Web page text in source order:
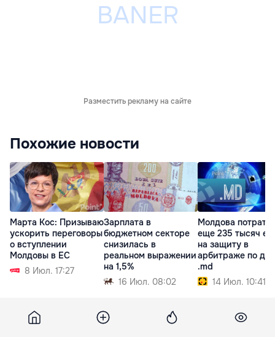
Разместить рекламу на сайте
Похожие новости
Марта Кос: Призываю
ускорить переговоры
о вступлении
Молдовы в ЕС
8 Июл. 17:27
Зарплата в
бюджетном секторе
снизилась в
реальном выражении
на 1,5%
16 Июл. 08:02
Молдова
еще 235 тысяч
на защиту в
арбитраже по
.md
14 Июл. 10:41